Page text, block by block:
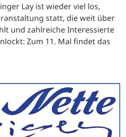
Lay ist wieder viel los,
statt, die weit über
und zahlreiche Interessierte
Zum 11. Mal findet das